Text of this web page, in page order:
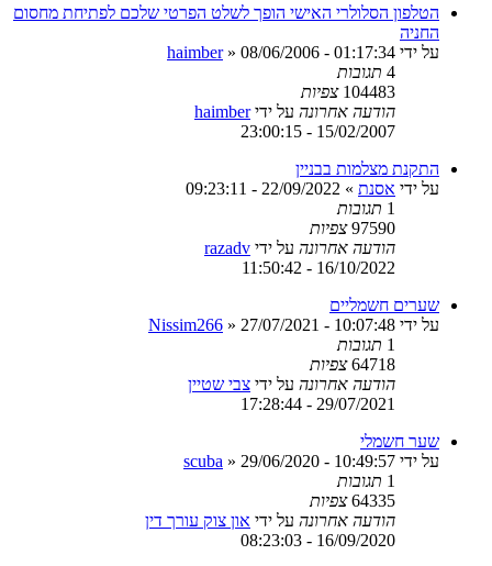
הטלפון הסלולרי האישי הופך לשלט הפרטי שלכם לפתיחת מחסום
החניה
על ידי
haimber» 08/06/2006 - 01:17:34
4 תגובות
104483 צפיות
הודעה אחרונה על ידיhaimber
15/02/2007 - 23:00:15
התקנת מצלמות בבניין
על ידי אסנת »
22/09/2022 - 09:23:11
1 תגובות
97590 צפיות
הודעה אחרונה על ידי razadv
16/10/2022 - 11:50:42
שערים חשמליים
על ידי
Nissim266 » 27/07/2021 - 10:07:48
1 תגובות
64718 צפיות
הודעה אחרונה על ידי צבי שטיין
29/07/2021 - 17:28:44
שער חשמלי
על ידי
scuba » 29/06/2020 - 10:49:57
1 תגובות
64335 צפיות
הודעה אחרונה על ידי און צוק עורך דין
16/09/2020 - 08:23:03